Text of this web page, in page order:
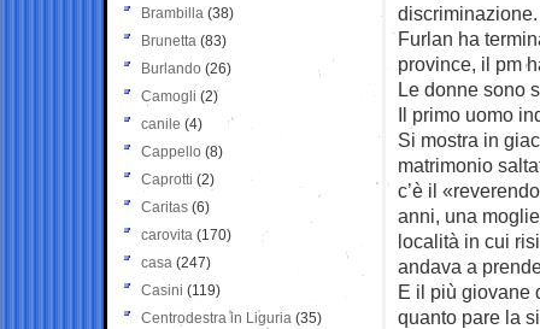
Furlan ha
province, il pm
Le donne sono
Il primo uomo
Si mostra in
matrimonio
c’è il
anni, una
località in cui
andava a
E il più giovane
quanto pare la
Brambilla (38)
Brunetta (83)
Burlando (26)
Camogli (2)
canile (4)
Cappello (8)
Caprotti (2)
Caritas (6)
carovita (170)
casa (247)
Casini (119)
Centrodestra in Liguria (35)